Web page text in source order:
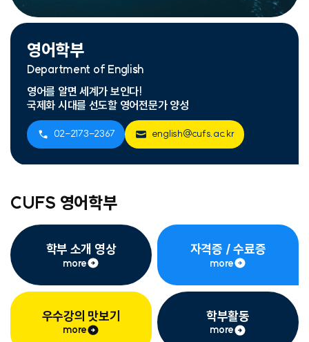
영어학부
Department of English
영어를 알면 세계가 보인다!
국제화 시대를 선도할 영어전문가 양성
02-2173-2367 english@cufs.ac.kr
CUFS 영어학부
학부 소개 영상
more
자격증 / 수료증
more
우수강의 맛보기
more
학부활동
more